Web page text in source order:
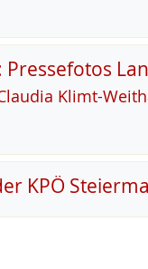
Pressefotos
Klimt-
KPÖ